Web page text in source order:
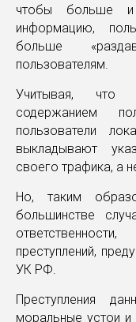
чтобы больше и
информацию,
больше
пользователям.
Учитывая, что
содержанием
пользователи
выкладывают
своего трафика, а
Но, таким
большинстве
преступлений,
УК РФ.
Преступления
моральные устои